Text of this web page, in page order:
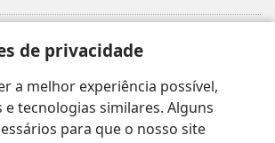
de privacidade
a melhor experiência possível,
e tecnologias similares. Alguns
para que o nosso site
da Torre de Vigia™